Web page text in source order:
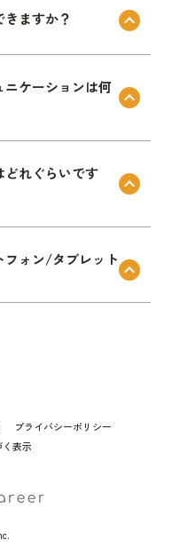
：¥350,000（税込
ますか？ keyboard_arrow_up
サインさせていただ
ニケーションは何
keyboard_arrow_up
どれぐらいです
keyboard_arrow_up
決めていただくこと
フォン/タブレット
keyboard_arrow_up
を使用します。
プライバシーポリシー
表示